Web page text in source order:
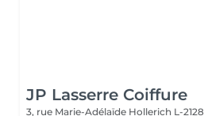
JP Lasserre Coiffure
3, rue Marie-Adélaïde Hollerich L-2128